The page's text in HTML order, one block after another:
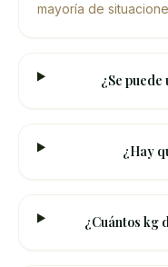
mayoría de
¿Se
¿Hay
¿Cuántos kg